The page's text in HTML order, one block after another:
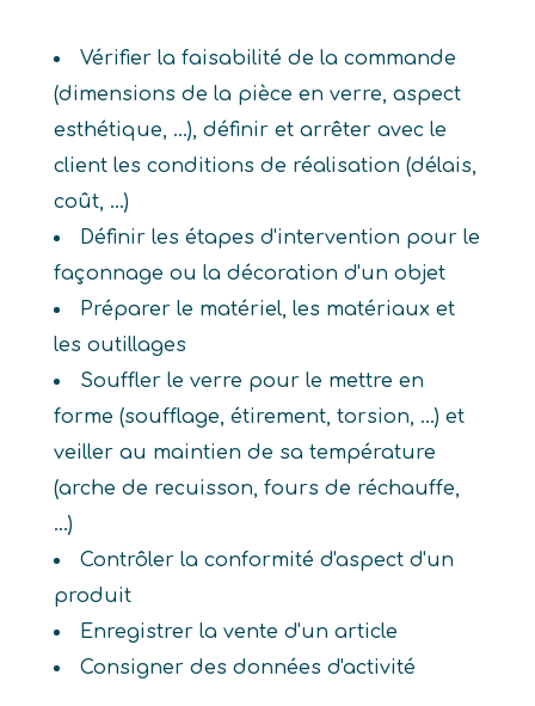
Vérifier la faisabilité de la commande
(dimensions de la pièce en verre, aspect
esthétique, ...), définir et arrêter avec le
client les conditions de réalisation (délais,
coût, ...)
Définir les étapes d'intervention pour le
façonnage ou la décoration d'un objet
Préparer le matériel, les matériaux et
les outillages
Souffler le verre pour le mettre en
forme (soufflage, étirement, torsion, ...) et
veiller au maintien de sa température
(arche de recuisson, fours de réchauffe,
...)
Contrôler la conformité d'aspect d'un
produit
Enregistrer la vente d'un article
Consigner des données d'activité